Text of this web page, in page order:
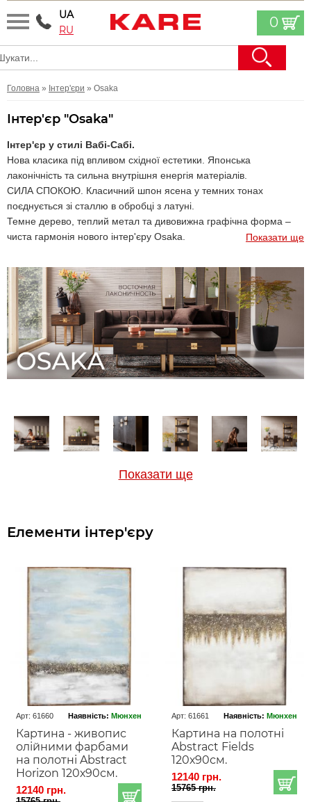
UA
RU
0
Головна » Інтер'єри » Osaka
Інтер'єр "Osaka"
Інтер'єр у стилі Вабі-Сабі.
Нова класика під впливом східної естетики. Японська
лаконічність та сильна внутрішня енергія матеріалів.
СИЛА СПОКОЮ. Класичний шпон ясена у темних тонах
поєднується зі сталлю в обробці з латуні.
Темне дерево, теплий метал та дивовижна графічна форма –
чиста гармонія нового інтер'єру Osaka.
подовження – легка повітряна атмосфера у вашій вітальні,
їдальні або кабінеті.
Показати ще
Показати ще
Елементи інтер'єру
Арт: 61660 Наявність: Мюнхен
Картина - живопис
олійними фарбами
на полотні Abstract
Horizon 120х90см.
12140 грн.
Арт: 61661 Наявність: Мюнхен
Картина на полотні
Abstract Fields
120х90см.
12140 грн.
15765 грн.